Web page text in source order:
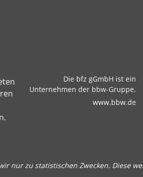
Die bfz gGmbH ist ein
Unternehmen der bbw-Gruppe.
www.bbw.de
nur zu statistischen Zwecken. Diese